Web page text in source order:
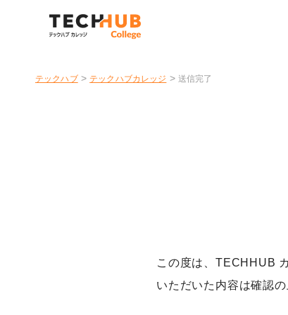
テックハブ> テックハブカレッジ > 送信完了
この度は、TECHHUB
いただいた内容は確認